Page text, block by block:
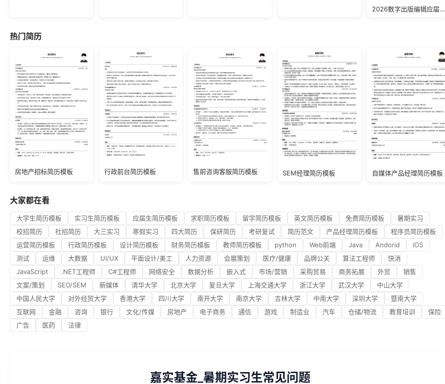
2026数字出版编辑应届生简历模板
热门简历
房地产招标简历模板 行政前台简历模板 售前咨询客服简历模板 SEM经理简历模板 自媒体产品经理简历模板
大家都在看
大学生简历模板 实习生简历模板 应届生简历模板 求职简历模板 留学简历模板 英文简历模板 免费简历模板
暑期实习
校招简历
社招简历 大三实习 寒假实习 四大简历 保研简历 考研复试 简历范文 产品经理简历模板
程序员简历模板
运营简历模板
行政简历模板 设计简历模板 财务简历模板 教师简历模板 python Web前端 Java Andorid
iOS
测试
运维 大数据 UI/UX 平面设计/美工 人力资源 会展策划 医疗/健康 品牌公关 算法工程师
快消
JavaScript
.NET工程师 C#工程师 网络安全 数据分析 嵌入式 市场/营销 采购贸易 商务拓展 外贸
销售
文案/策划
SEO/SEM 新媒体 清华大学 北京大学 复旦大学 上海交通大学 浙江大学 武汉大学
中山大学
中国人民大学
对外经贸大学 香港大学 四川大学 南开大学 南京大学 吉林大学 中南大学 深圳大学
暨南大学
互联网
金融 咨询 银行 文化/传媒 房地产 电子商务 通信 游戏 制造业 汽车 仓储/物流 教育培训
保险
广告
医药 法律
嘉实基金_暑期实习生常见问题